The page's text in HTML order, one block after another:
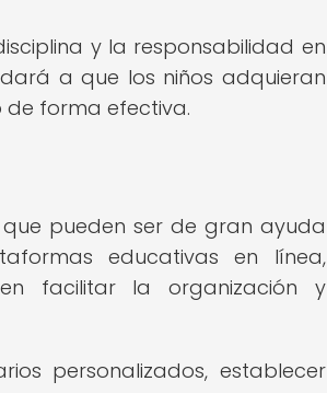
y la responsabilidad en
a que los niños adquieran
de forma efectiva.
que pueden ser de gran ayuda
educativas en línea,
facilitar la organización y
personalizados, establecer